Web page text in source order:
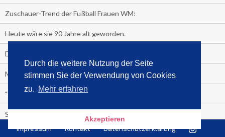
Durch die weitere Nutzung der Seite
stimmen Sie der Verwendung von Cookies
zu. Mehr erfahren
Akzeptieren
Zuschauer-Trend der Fußball Frauen WM:
Heute wäre sie 90 Jahre alt geworden.
Das beliebteste Tatort-Duo ist?
Media Control: Friday-Greta
"Viva la Vagina!" oder "Kamasutra Workout":
Senna Gammour erhält Spitzenfeder für meistverkauftes Buch
Heute ist Welttag des Buches!
Impressum Kontakt Datenschutzerklärung